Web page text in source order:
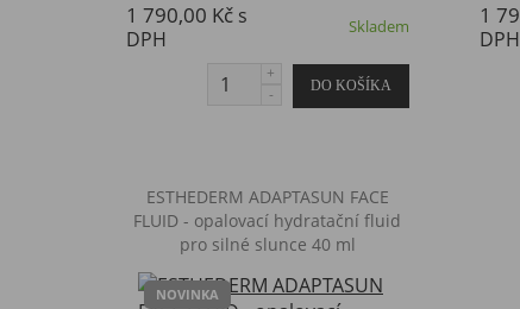
1 790,00 Kč s
DPH
Skladem 1
DPH
ESTHEDERM ADAPTASUN FACE
FLUID - opalovací hydratační fluid
pro silné slunce 40 ml
NOVINKA